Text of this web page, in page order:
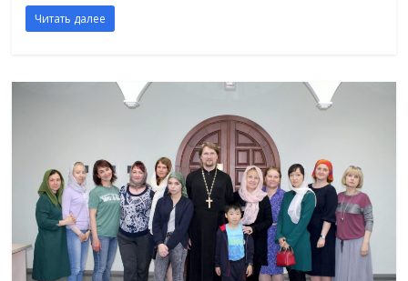
Читать далее